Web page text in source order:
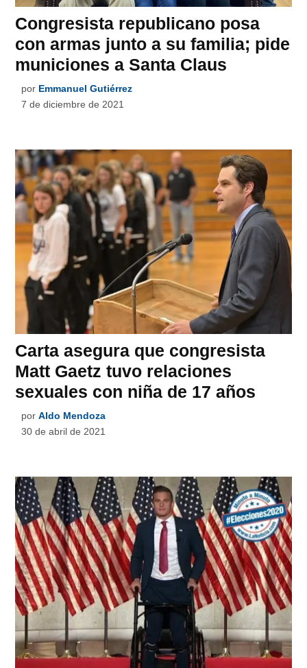
Congresista republicano posa
con armas junto a su familia; pide
municiones a Santa Claus
por Emmanuel Gutiérrez
7 de diciembre de 2021
Carta asegura que congresista
Matt Gaetz tuvo relaciones
sexuales con niña de 17 años
por Aldo Mendoza
30 de abril de 2021